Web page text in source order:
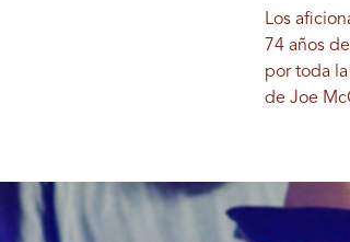
Los
74 años
por toda
de Joe